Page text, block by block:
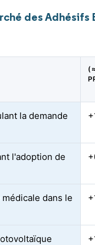
des Adhésifs
la demande
l'adoption de
dans le